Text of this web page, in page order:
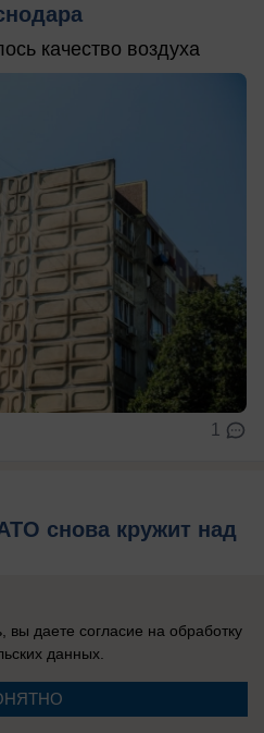
качество воздуха
1
снова кружит над
вы даете согласие на обработку
данных.